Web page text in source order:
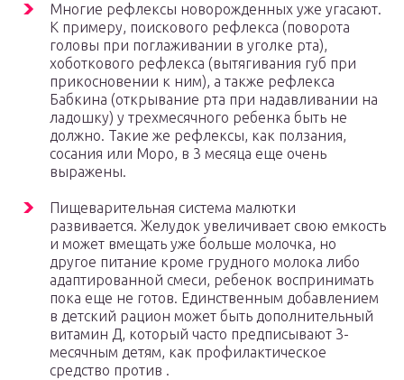
Многие рефлексы новорожденных уже угасают.
К примеру, поискового рефлекса (поворота
головы при поглаживании в уголке рта),
хоботкового рефлекса (вытягивания губ при
прикосновении к ним), а также рефлекса
Бабкина (открывание рта при надавливании на
ладошку) у трехмесячного ребенка быть не
должно. Такие же рефлексы, как ползания,
сосания или Моро, в 3 месяца еще очень
выражены.
Пищеварительная система малютки
развивается. Желудок увеличивает свою емкость
и может вмещать уже больше молочка, но
другое питание кроме грудного молока либо
адаптированной смеси, ребенок воспринимать
пока еще не готов. Единственным добавлением
в детский рацион может быть дополнительный
витамин Д, который часто предписывают 3-
месячным детям, как профилактическое
средство против .